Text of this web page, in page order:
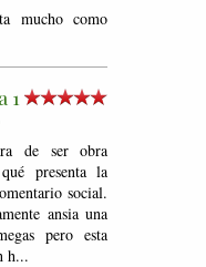
mucho como
1
de ser obra
presenta la
social.
ansia una
pero esta
h...